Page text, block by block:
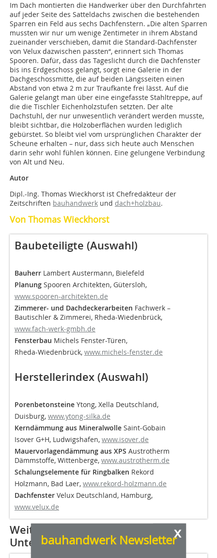
Im Dach montierten die Handwerker über den Durchfahrten
auf jeder Seite des Satteldachs zwischen die bestehenden
Sparren ein Feld aus sechs Dachfenstern. „Die alten Sparren
mussten wir nur um wenige Zentimeter in ihrem Abstand
zueinander verschieben, damit die Standard-Dachfenster
von Velux dazwischen passten“, erinnert sich Thomas
Spooren. Dafür, dass das Tageslicht durch die Dachfenster
bis ins Erdgeschoss gelangt, sorgt eine Galerie in der
Dachgeschossmitte, die auf beiden Längsseiten einen
Abstand von etwa 2 m zur Traufkante frei lässt. Auf die
Galerie gelangt man über eine eingefasste Stahltreppe, auf
die die Tischler Eichenholzstufen setzten. Der alte
Dachstuhl, der nur unwesentlich verändert werden musste,
bleibt sichtbar, die Holzoberflächen wurden lediglich
gebürstet. So bleibt viel vom ursprünglichen Charakter der
Scheune erhalten – nur, dass sich heute auch Menschen
darin sehr wohl fühlen können. Eine gelungene Verbindung
von Alt und Neu.
Autor
Dipl.-Ing. Thomas Wieckhorst ist Chefredakteur der
Zeitschriften bauhandwerk und dach+holzbau.
Von Thomas Wieckhorst
Baubeteiligte (Auswahl)
Bauherr Lambert Austermann, Bielefeld
Planung Spooren Architekten, Gütersloh,
www.spooren-architekten.de
Zimmerer- und Dachdeckerarbeiten Fachwerk –
Bautischler & Zimmerei, Rheda-Wiedenbrück,
www.fach-werk-gmbh.de
Fensterbau Michels Fenster-Türen,
Rheda-Wiedenbrück, www.michels-fenster.de
Herstellerindex (Auswahl)
Porenbetonsteine Ytong, Xella Deutschland,
Duisburg, www.ytong-silka.de
Kerndämmung aus Mineralwolle Saint-Gobain
Isover G+H, Ludwigshafen, www.isover.de
Mauervorlagendämmung aus XPS Austrotherm
Dämmstoffe, Wittenberge, www.austrotherm.de
Schalungselemente für Ringbalken Rekord
Holzmann, Bad Laer, www.rekord-holzmann.de
Dachfenster Velux Deutschland, Hamburg,
www.velux.de
Weitere Informationen zu den
Unternehmen
x
bauhandwerk Newsletter